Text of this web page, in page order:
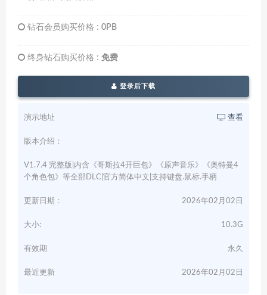
钻石会员购买价格 : 0PB
终身钻石购买价格 : 免费
登录后下载
演示地址 查看
版本介绍：
V1.7.4 完整版|内含《哥斯拉4开巨包》《原声音乐》《奥特曼4
个角色包》等全部DLC|官方简体中文|支持键盘.鼠标.手柄
更新日期： 2026年02月02日
大小: 10.3G
有效期 永久
最近更新 2026年02月02日